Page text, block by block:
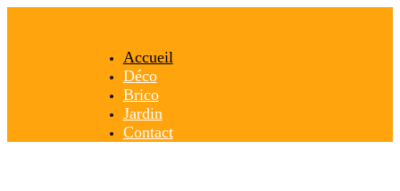
Accueil
Déco
Brico
Jardin
Contact